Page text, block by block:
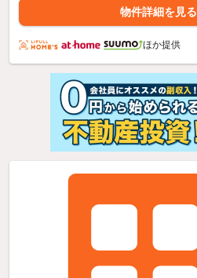
物件詳細を見る
ほか提供